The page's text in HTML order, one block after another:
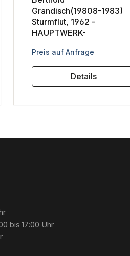
Grandisch(19808-1983)
Sturmflut, 1962 -
HAUPTWERK-
Regulärer Preis:
Preis auf Anfrage
Details
bis 17:00 Uhr